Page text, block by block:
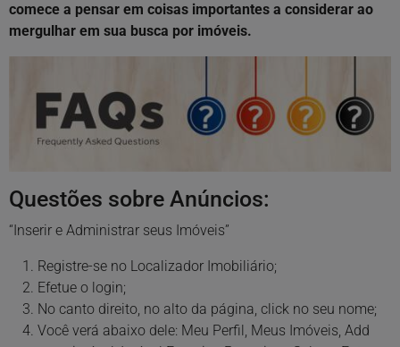
comece a pensar em coisas importantes a considerar ao
mergulhar em sua busca por imóveis.
Questões sobre Anúncios:
“Inserir e Administrar seus Imóveis”
Registre-se no Localizador Imobiliário;
Efetue o login;
No canto direito, no alto da página, click no seu nome;
Você verá abaixo dele: Meu Perfil, Meus Imóveis, Add